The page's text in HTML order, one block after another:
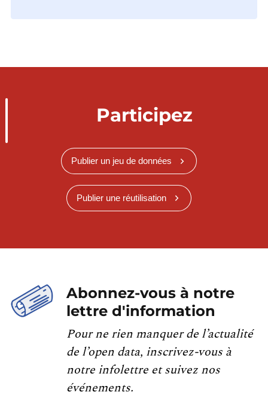
Participez
Publier un jeu de données
Publier une réutilisation
Abonnez-vous à notre
lettre d'information
Pour ne rien manquer de l’actualité
de l’open data, inscrivez-vous à
notre infolettre et suivez nos
événements.